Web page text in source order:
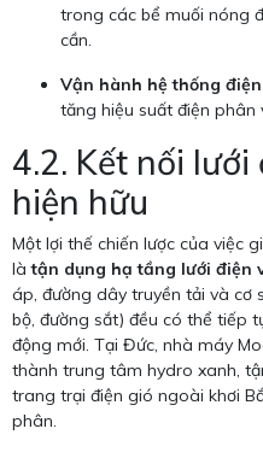
trong các bể muối nóng
cần.
Vận hành hệ thống
tăng hiệu suất điện phân
4.2. Kết nối
hiện hữu
Một lợi thế chiến lược của việc
làtận dụng hạ tầng lưới điện
áp, đường dây truyền tải và cơ
bộ, đường sắt) đều có thể tiếp
động mới. Tại Đức, nhà máy
thành trung tâm hydro xanh,
trang trại điện gió ngoài khơi
phân.